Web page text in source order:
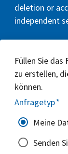
deletion or
independent
Füllen Sie
zu erstellen,
können.
Anfragetyp*
Meine
Senden